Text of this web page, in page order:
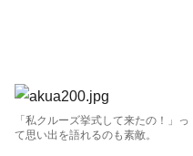
「私クルーズ挙式して来たの！」っ
て思い出を語れるのも素敵。